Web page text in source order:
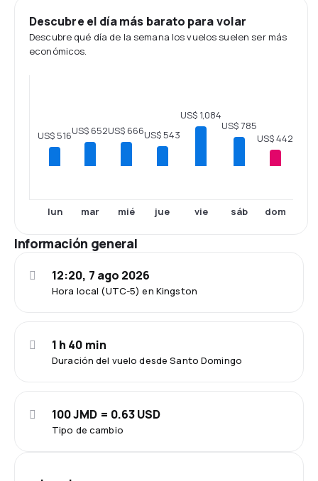
Descubre el día más barato para volar
Descubre qué día de la semana los vuelos suelen ser más
económicos.
US$ 516
lun
US$ 652
mar
US$ 666
mié
US$ 543
jue
US$ 1,084
vie
US$ 785
sáb
US$ 442
dom
Información general
Hora local (UTC-5) en Kingston
12:20, 7 ago 2026
Duración del vuelo desde Santo Domingo
1 h 40 min
Tipo de cambio
100 JMD = 0.63 USD